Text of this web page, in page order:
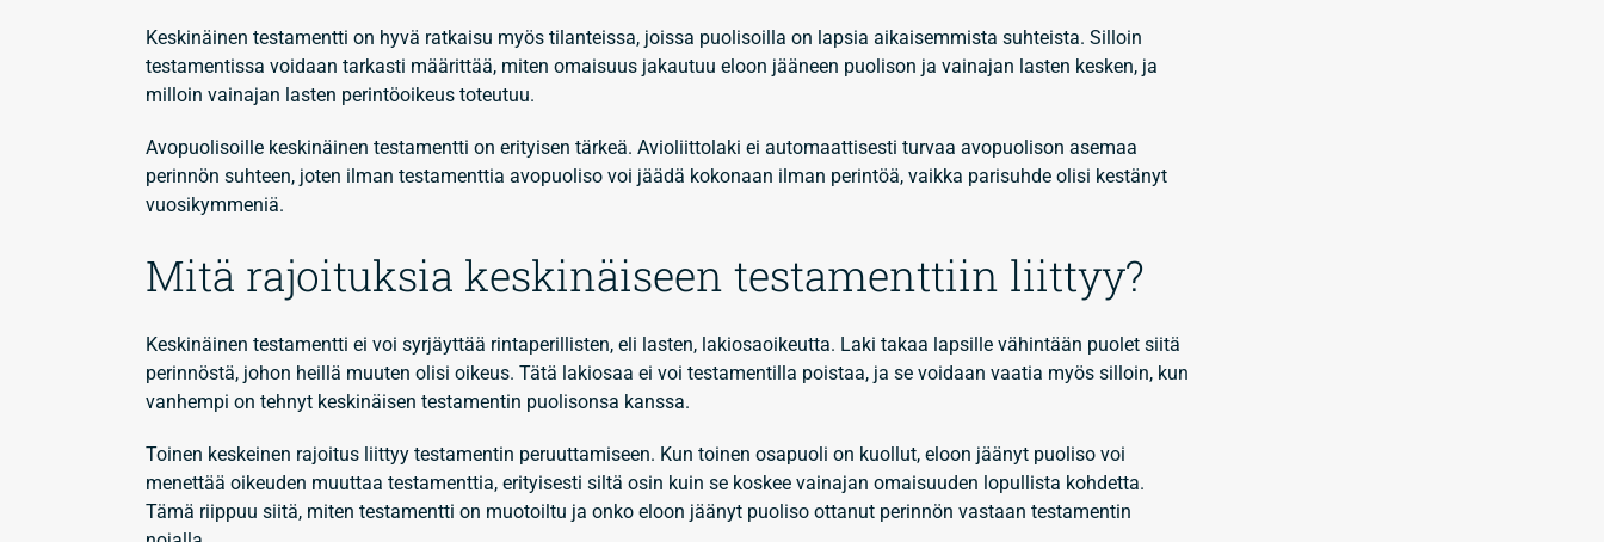
Keskinäinen testamentti on hyvä ratkaisu myös tilanteissa, joissa puolisoilla on lapsia aikaisemmista suhteista. Silloin
testamentissa voidaan tarkasti määrittää, miten omaisuus jakautuu eloon jääneen puolison ja vainajan lasten kesken, ja
milloin vainajan lasten perintöoikeus toteutuu.
Avopuolisoille keskinäinen testamentti on erityisen tärkeä. Avioliittolaki ei automaattisesti turvaa avopuolison asemaa
perinnön suhteen, joten ilman testamenttia avopuoliso voi jäädä kokonaan ilman perintöä, vaikka parisuhde olisi kestänyt
vuosikymmeniä.
Mitä rajoituksia keskinäiseen testamenttiin liittyy?
Keskinäinen testamentti ei voi syrjäyttää rintaperillisten, eli lasten, lakiosaoikeutta. Laki takaa lapsille vähintään puolet siitä
perinnöstä, johon heillä muuten olisi oikeus. Tätä lakiosaa ei voi testamentilla poistaa, ja se voidaan vaatia myös silloin, kun
vanhempi on tehnyt keskinäisen testamentin puolisonsa kanssa.
Toinen keskeinen rajoitus liittyy testamentin peruuttamiseen. Kun toinen osapuoli on kuollut, eloon jäänyt puoliso voi
menettää oikeuden muuttaa testamenttia, erityisesti siltä osin kuin se koskee vainajan omaisuuden lopullista kohdetta.
Tämä riippuu siitä, miten testamentti on muotoiltu ja onko eloon jäänyt puoliso ottanut perinnön vastaan testamentin